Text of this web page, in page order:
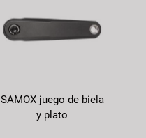
SAMOX juego de biela
y plato